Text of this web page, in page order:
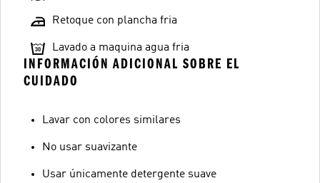
Retoque con plancha fria
Lavado a maquina agua fria
INFORMACIÓN ADICIONAL SOBRE EL
CUIDADO
Lavar con colores similares
No usar suavizante
Usar únicamente detergente suave